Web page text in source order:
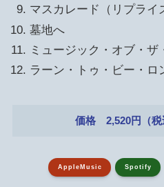
マスカレード（リプライ
墓地へ
ミュージック・オブ・ザ
ラーン・トゥ・ビー・ロ
価格 2,520円（
AppleMusic Spotify